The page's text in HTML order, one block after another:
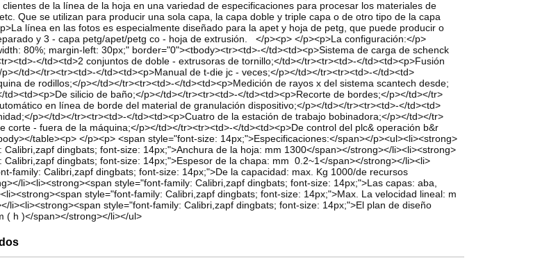
de la línea de la hoja en una variedad de especificaciones para procesar los materiales de
Que se utilizan para producir una sola capa, la capa doble y triple capa o de otro tipo de la capa
línea en las fotos es especialmente diseñado para la apet y hoja de petg, que puede producir o
y 3 - capa petg/apet/petg co - hoja de extrusión. </p><p> </p><p>La configuración:</p>
80%; margin-left: 30px;" border="0"><tbody><tr><td>-</td><td><p>Sistema de carga de schenck
</td><td>2 conjuntos de doble - extrusoras de tornillo;</td></tr><tr><td>-</td><td><p>Fusión
td></tr><tr><td>-</td><td><p>Manual de t-die jc - veces;</p></td></tr><tr><td>-</td><td>
de rodillos;</p></td></tr><tr><td>-</td><td><p>Medición de rayos x del sistema scantech desde;
td><td><p>De silicio de baño;</p></td></tr><tr><td>-</td><td><p>Recorte de bordes;</p></td></tr>
en línea de borde del material de granulación dispositivo;</p></td></tr><tr><td>-</td><td>
p></td></tr><tr><td>-</td><td><p>Cuatro de la estación de trabajo bobinadora;</p></td></tr>
corte - fuera de la máquina;</p></td></tr><tr><td>-</td><td><p>De control del plc& operación b&r
table><p> </p><p> <span style="font-size: 14px;">Especificaciones:</span></p><ul><li><strong>
Calibri,zapf dingbats; font-size: 14px;">Anchura de la hoja: mm 1300</span></strong></li><li><strong>
Calibri,zapf dingbats; font-size: 14px;">Espesor de la chapa: mm 0.2~1</span></strong></li><li>
family: Calibri,zapf dingbats; font-size: 14px;">De la capacidad: max. Kg 1000/de recursos
li><li><strong><span style="font-family: Calibri,zapf dingbats; font-size: 14px;">Las capas: aba,
style="font-family: Calibri,zapf dingbats; font-size: 14px;">Max. La velocidad lineal: m
li><li><strong><span style="font-family: Calibri,zapf dingbats; font-size: 14px;">El plan de diseño
( h )</span></strong></li></ul>